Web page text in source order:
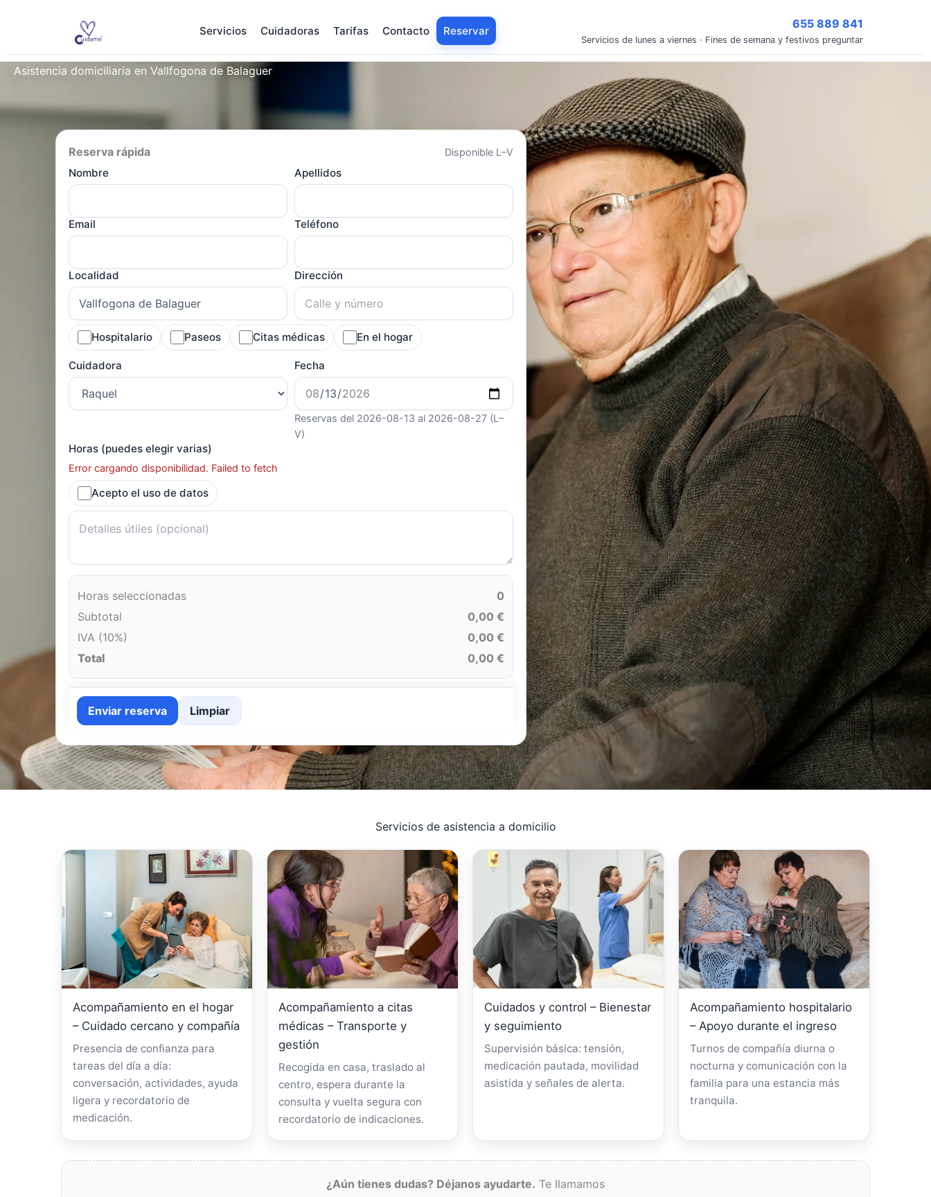
Servicios Cuidadoras Tarifas Contacto Reservar
655 889 841
Servicios de lunes a viernes · Fines de semana y festivos preguntar
Asistencia domiciliaria en Vallfogona de Balaguer
Reserva rápida Disponible L–V
Nombre Apellidos
Email Teléfono
Localidad Dirección
Hospitalario Paseos Citas médicas En el hogar
Cuidadora Fecha
Reservas del 2026-08-13 al 2026-08-27 (L–
V)
Horas (puedes elegir varias)
Error cargando disponibilidad. Failed to fetch
Acepto el uso de datos
Horas seleccionadas
0
Subtotal
0,00 €
IVA (10%)
0,00 €
Total
0,00 €
Enviar reserva Limpiar
Servicios de asistencia a domicilio
Acompañamiento en el hogar
– Cuidado cercano y compañía
Presencia de confianza para
tareas del día a día:
conversación, actividades, ayuda
ligera y recordatorio de
medicación.
Acompañamiento a citas
médicas – Transporte y
gestión
Recogida en casa, traslado al
centro, espera durante la
consulta y vuelta segura con
recordatorio de indicaciones.
Cuidados y control – Bienestar
y seguimiento
Supervisión básica: tensión,
medicación pautada, movilidad
asistida y señales de alerta.
Acompañamiento hospitalario
– Apoyo durante el ingreso
Turnos de compañía diurna o
nocturna y comunicación con la
familia para una estancia más
tranquila.
¿Aún tienes dudas? Déjanos ayudarte. Te llamamos